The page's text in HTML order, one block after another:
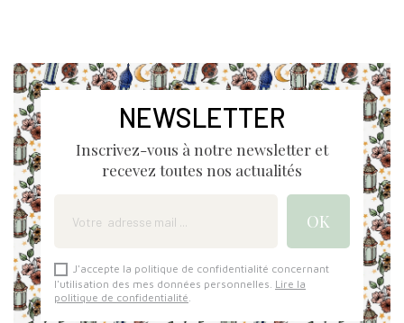
NEWSLETTER
Inscrivez-vous à notre newsletter et
recevez toutes nos actualités
J'accepte la politique de confidentialité concernant
l'utilisation des mes données personnelles. Lire la
politique de confidentialité